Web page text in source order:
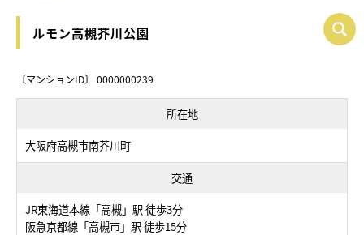
ルモン高槻芥川公園
〔マンションID〕 0000000239
所在地
大阪府高槻市南芥川町
交通
JR東海道本線「高槻」駅 徒歩3分
阪急京都線「高槻市」駅 徒歩15分